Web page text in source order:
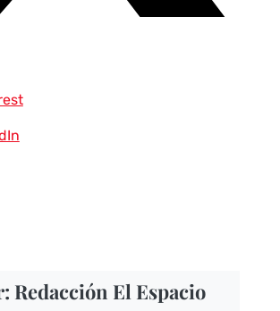
Redacción El Espacio